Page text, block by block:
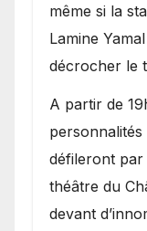
même si la
Lamine
décrocher le
A partir de
défileront par
théâtre du
devant